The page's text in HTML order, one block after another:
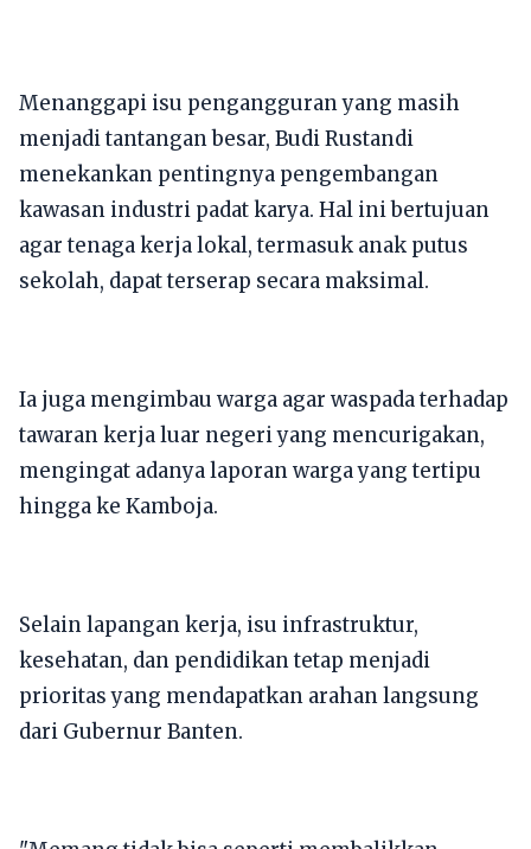
​Menanggapi isu pengangguran yang masih
menjadi tantangan besar, Budi Rustandi
menekankan pentingnya pengembangan
kawasan industri padat karya. Hal ini bertujuan
agar tenaga kerja lokal, termasuk anak putus
sekolah, dapat terserap secara maksimal.
​Ia juga mengimbau warga agar waspada terhadap
tawaran kerja luar negeri yang mencurigakan,
mengingat adanya laporan warga yang tertipu
hingga ke Kamboja.
​Selain lapangan kerja, isu infrastruktur,
kesehatan, dan pendidikan tetap menjadi
prioritas yang mendapatkan arahan langsung
dari Gubernur Banten.